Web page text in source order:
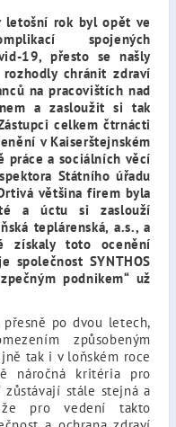
letošní rok byl opět ve
spojených
19, přesto se našly
chránit zdraví
na pracovištích nad
a zasloužit si tak
celkem čtrnácti
v Kaiserštejnském
práce a sociálních věcí
Státního úřadu
většina firem byla
a úctu si zaslouží
teplárenská, a.s., a
získaly toto ocenění
společnost SYNTHOS
podnikem“ už
po dvou letech,
způsobeným
tak i v loňském roce
náročná kritéria pro
zůstávají stále stejná a
pro vedení takto